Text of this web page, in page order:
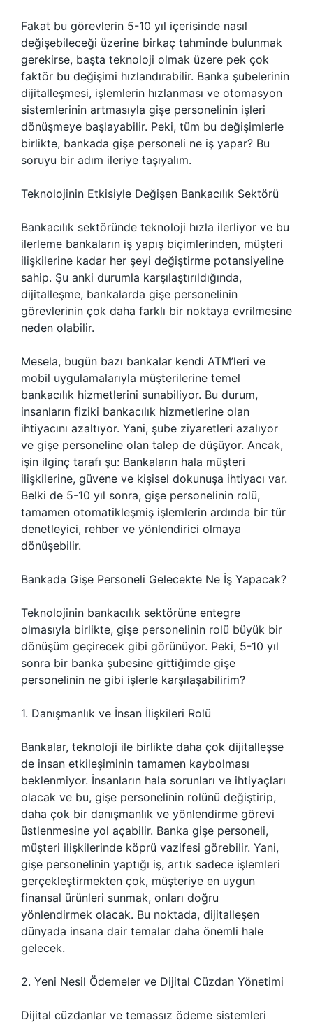
Fakat bu görevlerin 5-10 yıl içerisinde nasıl
değişebileceği üzerine birkaç tahminde bulunmak
gerekirse, başta teknoloji olmak üzere pek çok
faktör bu değişimi hızlandırabilir. Banka şubelerinin
dijitalleşmesi, işlemlerin hızlanması ve otomasyon
sistemlerinin artmasıyla gişe personelinin işleri
dönüşmeye başlayabilir. Peki, tüm bu değişimlerle
birlikte, bankada gişe personeli ne iş yapar? Bu
soruyu bir adım ileriye taşıyalım.
Teknolojinin Etkisiyle Değişen Bankacılık Sektörü
Bankacılık sektöründe teknoloji hızla ilerliyor ve bu
ilerleme bankaların iş yapış biçimlerinden, müşteri
ilişkilerine kadar her şeyi değiştirme potansiyeline
sahip. Şu anki durumla karşılaştırıldığında,
dijitalleşme, bankalarda gişe personelinin
görevlerinin çok daha farklı bir noktaya evrilmesine
neden olabilir.
Mesela, bugün bazı bankalar kendi ATM’leri ve
mobil uygulamalarıyla müşterilerine temel
bankacılık hizmetlerini sunabiliyor. Bu durum,
insanların fiziki bankacılık hizmetlerine olan
ihtiyacını azaltıyor. Yani, şube ziyaretleri azalıyor
ve gişe personeline olan talep de düşüyor. Ancak,
işin ilginç tarafı şu: Bankaların hala müşteri
ilişkilerine, güvene ve kişisel dokunuşa ihtiyacı var.
Belki de 5-10 yıl sonra, gişe personelinin rolü,
tamamen otomatikleşmiş işlemlerin ardında bir tür
denetleyici, rehber ve yönlendirici olmaya
dönüşebilir.
Bankada Gişe Personeli Gelecekte Ne İş Yapacak?
Teknolojinin bankacılık sektörüne entegre
olmasıyla birlikte, gişe personelinin rolü büyük bir
dönüşüm geçirecek gibi görünüyor. Peki, 5-10 yıl
sonra bir banka şubesine gittiğimde gişe
personelinin ne gibi işlerle karşılaşabilirim?
1. Danışmanlık ve İnsan İlişkileri Rolü
Bankalar, teknoloji ile birlikte daha çok dijitalleşse
de insan etkileşiminin tamamen kaybolması
beklenmiyor. İnsanların hala sorunları ve ihtiyaçları
olacak ve bu, gişe personelinin rolünü değiştirip,
daha çok bir danışmanlık ve yönlendirme görevi
üstlenmesine yol açabilir. Banka gişe personeli,
müşteri ilişkilerinde köprü vazifesi görebilir. Yani,
gişe personelinin yaptığı iş, artık sadece işlemleri
gerçekleştirmekten çok, müşteriye en uygun
finansal ürünleri sunmak, onları doğru
yönlendirmek olacak. Bu noktada, dijitalleşen
dünyada insana dair temalar daha önemli hale
gelecek.
2. Yeni Nesil Ödemeler ve Dijital Cüzdan Yönetimi
Dijital cüzdanlar ve temassız ödeme sistemleri